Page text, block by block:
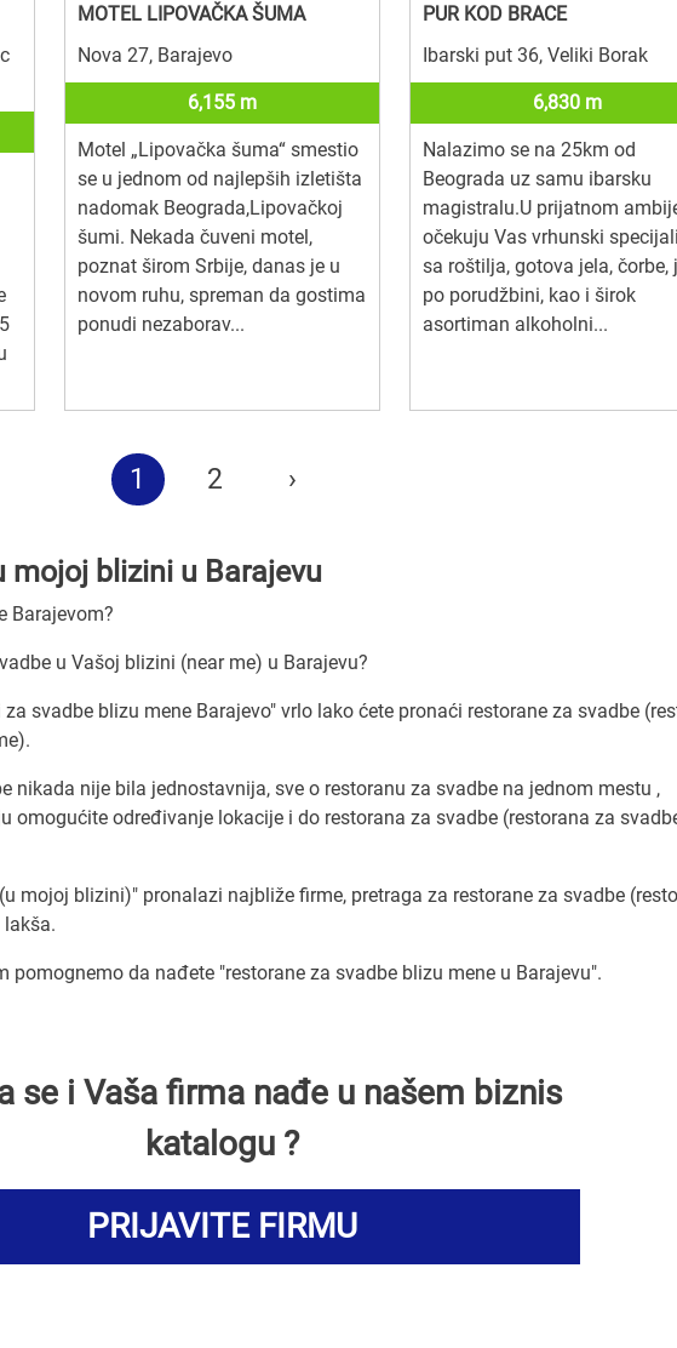
MOTEL LIPOVAČKA ŠUMA
Nova 27, Barajevo
6,155 m
Motel „Lipovačka šuma“ smestio
se u jednom od najlepših izletišta
nadomak Beograda,Lipovačkoj
šumi. Nekada čuveni motel,
poznat širom Srbije, danas je u
novom ruhu, spreman da gostima
ponudi nezaborav...
PUR KOD BRACE
Ibarski put 36, Veliki Borak
6,830 m
Nalazimo se na 25km od
Beograda uz samu ibarsku
magistralu.U prijatnom
očekuju Vas vrhunski
sa roštilja, gotova jela, čorbe,
po porudžbini, kao i širok
asortiman alkoholni...
1 2 ›
mojoj blizini u Barajevu
Barajevom?
u Vašoj blizini (near me) u Barajevu?
svadbe blizu mene Barajevo" vrlo lako ćete pronaći restorane za svadbe
nikada nije bila jednostavnija, sve o restoranu za svadbe na jednom mestu ,
omogućite određivanje lokacije i do restorana za svadbe (restorana za
mojoj blizini)" pronalazi najbliže firme, pretraga za restorane za svadbe
pomognemo da nađete "restorane za svadbe blizu mene u Barajevu".
se i Vaša firma nađe u našem biznis
katalogu ?
PRIJAVITE FIRMU